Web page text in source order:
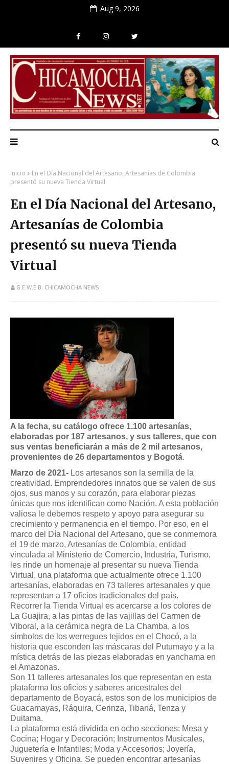
Aug 9, 2026
Inicio
En el Día Nacional del Artesano, Artesanías de Colombia
presentó su nueva Tienda Virtual
En el Día Nacional del Artesano,
Artesanías de Colombia
presentó su nueva Tienda
Virtual
G.E.W.E.B. CHICAMOCHA NEWS
A la fecha, su catálogo ofrece 1.100 artesanías,
elaboradas por 187 artesanos, y sus talleres, que con
sus ventas beneficiarán a más de 2 mil artesanos,
provenientes de 26 departamentos y Bogotá.
Marzo de 2021- Los artesanos son la semilla de la
creatividad. Emprendedores innatos que se valen de sus
ojos, sus manos y su corazón, para elaborar piezas
únicas que nos identifican como Nación. A esta población
valiosa le debemos respeto y apoyo para asegurar su
crecimiento y permanencia en el tiempo. Por eso, en el
marco del Día Nacional del Artesano, que se conmemora
el 19 de marzo, Artesanías de Colombia, entidad
vinculada al Ministerio de Comercio, Industria, Turismo,
les rinde un homenaje al presentar su nueva Tienda
Virtual, una plataforma que actualmente ofrece 1.100
artesanías, elaboradas en 73 talleres artesanales y que
representan a 17 oficios tradicionales del país.
Recorrer la Tienda Virtual es acercarse a los colores de
La Guajira, a las pintas de las vajillas del Carmen de
Viboral, a la cerámica negra de La Chamba, a los
símbolos de los werregues tejidos en el Chocó, a la
historia que esconden las máscaras del Putumayo y a la
mística detrás de las piezas elaboradas en yanchama en
el Amazonas.
Son 11 talleres artesanales los que representan en esta
plataforma los oficios y saberes ancestrales del
departamento de Boyacá, estos son de los municipios de
Guacamayas, Ráquira, Cerinza, Tibaná, Tenza y
Duitama.
La plataforma está dividida en ocho secciones: Mesa y
Cocina; Hogar y Decoración; Instrumentos Musicales,
Juguetería e Infantiles; Moda y Accesorios; Joyería,
Suvenires y Oficina. Se pueden encontrar artesanías